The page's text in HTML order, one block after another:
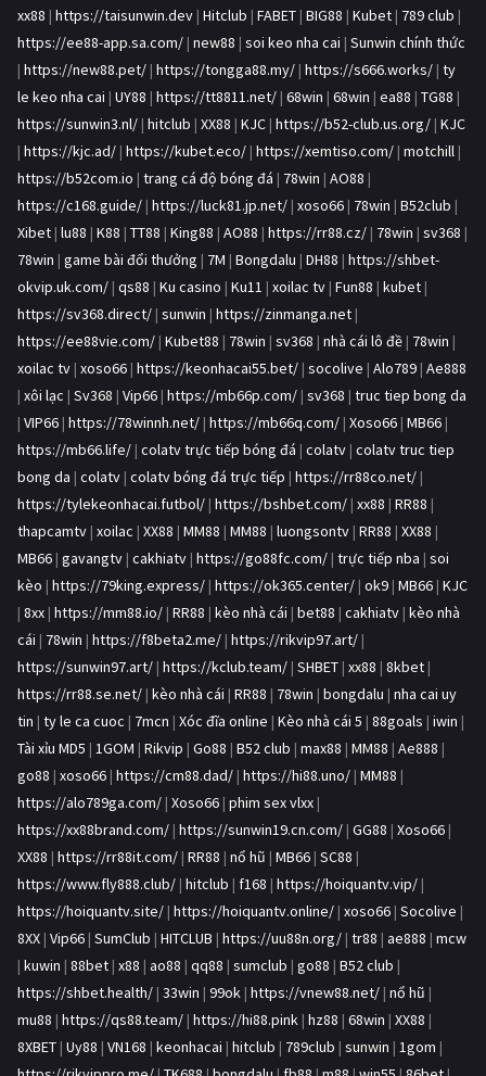
xx88 | https://taisunwin.dev | Hitclub | FABET | BIG88 | Kubet | 789 club |
https://ee88-app.sa.com/ | new88 | soi keo nha cai | Sunwin chính thức
| https://new88.pet/ | https://tongga88.my/ | https://s666.works/ | ty
le keo nha cai | UY88 | https://tt8811.net/ | 68win | 68win | ea88 | TG88 |
https://sunwin3.nl/ | hitclub | XX88 | KJC | https://b52-club.us.org/ | KJC
| https://kjc.ad/ | https://kubet.eco/ | https://xemtiso.com/ | motchill |
https://b52com.io | trang cá độ bóng đá | 78win | AO88 |
https://c168.guide/ | https://luck81.jp.net/ | xoso66 | 78win | B52club |
Xibet | lu88 | K88 | TT88 | King88 | AO88 | https://rr88.cz/ | 78win | sv368 |
78win | game bài đổi thưởng | 7M | Bongdalu | DH88 | https://shbet-
okvip.uk.com/ | qs88 | Ku casino | Ku11 | xoilac tv | Fun88 | kubet |
https://sv368.direct/ | sunwin | https://zinmanga.net |
https://ee88vie.com/ | Kubet88 | 78win | sv368 | nhà cái lô đề | 78win |
xoilac tv | xoso66 | https://keonhacai55.bet/ | socolive | Alo789 | Ae888
| xôi lạc | Sv368 | Vip66 | https://mb66p.com/ | sv368 | truc tiep bong da
| VIP66 | https://78winnh.net/ | https://mb66q.com/ | Xoso66 | MB66 |
https://mb66.life/ | colatv trực tiếp bóng đá | colatv | colatv truc tiep
bong da | colatv | colatv bóng đá trực tiếp | https://rr88co.net/ |
https://tylekeonhacai.futbol/ | https://bshbet.com/ | xx88 | RR88 |
thapcamtv | xoilac | XX88 | MM88 | MM88 | luongsontv | RR88 | XX88 |
MB66 | gavangtv | cakhiatv | https://go88fc.com/ | trực tiếp nba | soi
kèo | https://79king.express/ | https://ok365.center/ | ok9 | MB66 | KJC
| 8xx | https://mm88.io/ | RR88 | kèo nhà cái | bet88 | cakhiatv | kèo nhà
cái | 78win | https://f8beta2.me/ | https://rikvip97.art/ |
https://sunwin97.art/ | https://kclub.team/ | SHBET | xx88 | 8kbet |
https://rr88.se.net/ | kèo nhà cái | RR88 | 78win | bongdalu | nha cai uy
tin | ty le ca cuoc | 7mcn | Xóc đĩa online | Kèo nhà cái 5 | 88goals | iwin |
Tài xỉu MD5 | 1GOM | Rikvip | Go88 | B52 club | max88 | MM88 | Ae888 |
go88 | xoso66 | https://cm88.dad/ | https://hi88.uno/ | MM88 |
https://alo789ga.com/ | Xoso66 | phim sex vlxx |
https://xx88brand.com/ | https://sunwin19.cn.com/ | GG88 | Xoso66 |
XX88 | https://rr88it.com/ | RR88 | nổ hũ | MB66 | SC88 |
https://www.fly888.club/ | hitclub | f168 | https://hoiquantv.vip/ |
https://hoiquantv.site/ | https://hoiquantv.online/ | xoso66 | Socolive |
8XX | Vip66 | SumClub | HITCLUB | https://uu88n.org/ | tr88 | ae888 | mcw
| kuwin | 88bet | x88 | ao88 | qq88 | sumclub | go88 | B52 club |
https://shbet.health/ | 33win | 99ok | https://vnew88.net/ | nổ hũ |
mu88 | https://qs88.team/ | https://hi88.pink | hz88 | 68win | XX88 |
8XBET | Uy88 | VN168 | keonhacai | hitclub | 789club | sunwin | 1gom |